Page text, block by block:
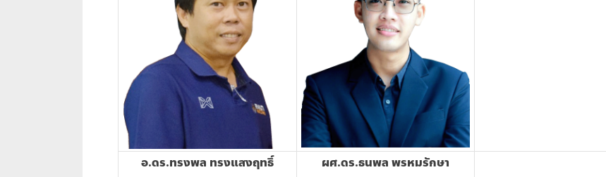
อ.ดร.ทรงพล ทรงแสงฤทธิ์ ผศ.ดร.ธนพล พรหมรักษา